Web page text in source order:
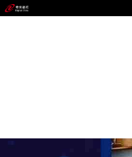
NG南宫大舞台